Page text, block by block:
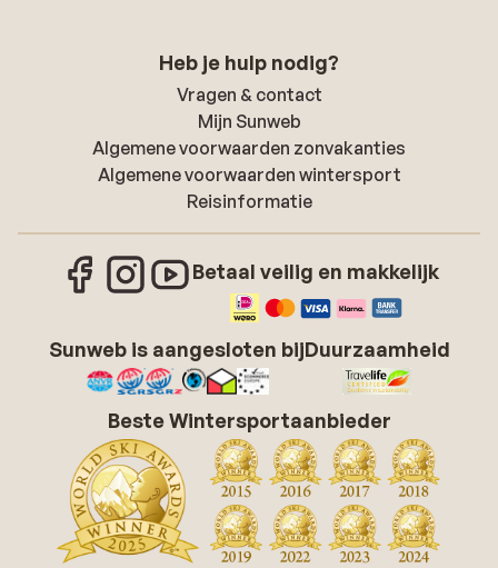
Heb je hulp nodig?
Vragen & contact
Mijn Sunweb
Algemene voorwaarden zonvakanties
Algemene voorwaarden wintersport
Reisinformatie
Betaal veilig en makkelijk
Sunweb is aangesloten bijDuurzaamheid
Beste Wintersportaanbieder